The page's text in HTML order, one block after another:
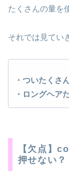
たくさんの量を
それでは見てい
・ついたくさ
・ロングヘア
【欠点】
押せない？